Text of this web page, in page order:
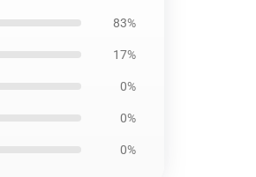
83%
17%
0%
0%
0%